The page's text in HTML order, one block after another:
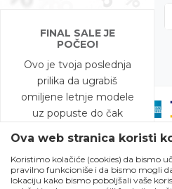
FINAL SALE JE
POČEO!
Ovo je tvoja poslednja
prilika da ugrabiš
omiljene letnje modele
uz popuste do čak
A to nije sve – na
modele snižene do
Nastojimo da budemo što precizniji u
samih cena, ali ne možemo
Ova web stranica koristi
Koristimo kolačiće (cookies) da bismo
pravilno funkcioniše i da bismo mogli
lokaciju kako bismo poboljšali vaše